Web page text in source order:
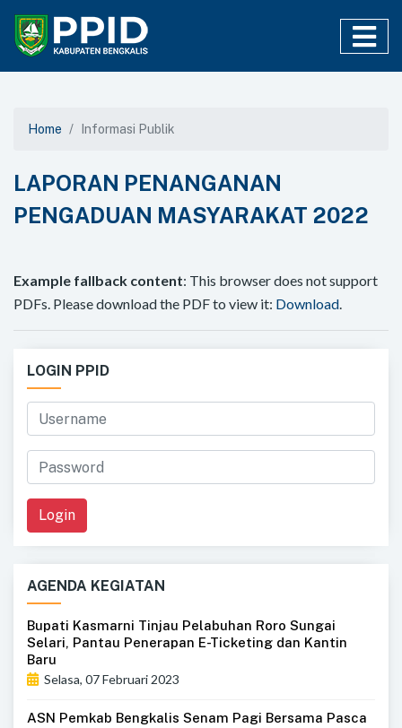
Home Informasi Publik
LAPORAN PENANGANAN
PENGADUAN MASYARAKAT 2022
Example fallback content: This browser does not support
PDFs. Please download the PDF to view it: Download.
LOGIN PPID
Login
AGENDA KEGIATAN
Bupati Kasmarni Tinjau Pelabuhan Roro Sungai
Selari, Pantau Penerapan E-Ticketing dan Kantin
Baru
Selasa, 07 Februari 2023
ASN Pemkab Bengkalis Senam Pagi Bersama Pasca